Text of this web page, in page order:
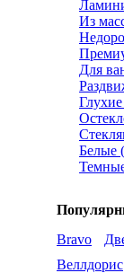
Из
Для
Белые
Bravo
Веллдорис